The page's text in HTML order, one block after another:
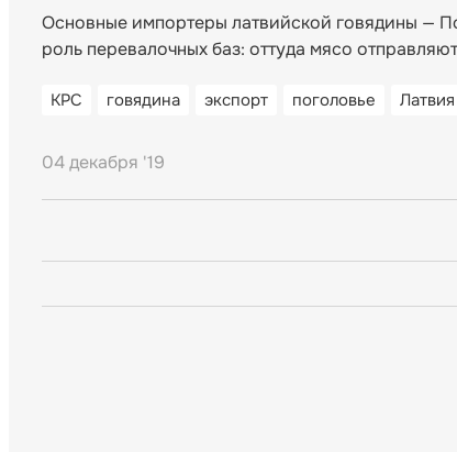
Основные импортеры латвийской говядины —
роль перевалочных баз: оттуда мясо
КРС говядина экспорт поголовье Латвия
04 декабря '19